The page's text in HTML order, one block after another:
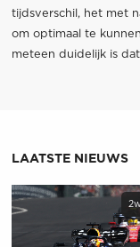
tijdsverschil, het met
om optimaal te
meteen duidelijk is
LAATSTE NIEUWS